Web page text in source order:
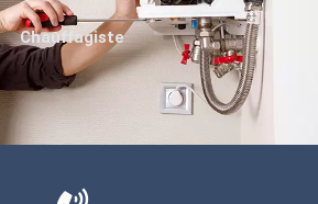
Chauffagiste